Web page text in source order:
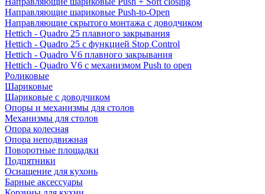
Направляющие шариковые Push-to-Open
Направляющие скрытого монтажа с доводчиком
Hettich - Quadro 25 плавного закрывания
Hettich - Quadro 25 с функцией Stop Control
Hettich - Quadro V6 плавного закрывания
Hettich - Quadro V6 с механизмом Push to open
Роликовые
Шариковые
Шариковые с доводчиком
Опоры и механизмы для столов
Механизмы для столов
Опора колесная
Опора неподвижная
Поворотные площадки
Подпятники
Оснащение для кухонь
Барные аксессуары